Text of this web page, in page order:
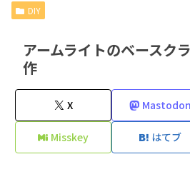
DIY
アームライトのベースク
作
X Mastodon
Misskey はてブ